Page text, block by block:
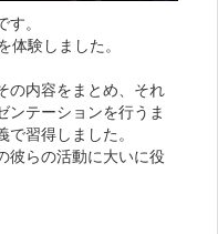
。
体験しました。
の内容をまとめ、それ
ンテーションを行うま
習得しました。
彼らの活動に大いに役